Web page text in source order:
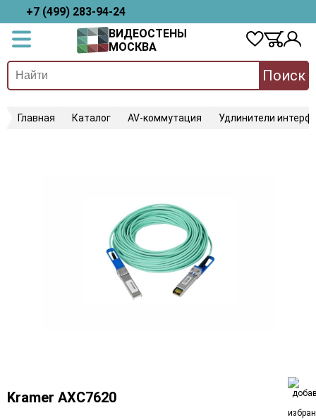
+7 (499) 283-94-24
ВИДЕОСТЕНЫ
МОСКВА
Поиск
Главная Каталог AV-коммутация Удлинители
Kramer AXC7620